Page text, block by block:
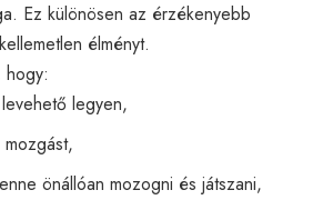
Ez különösen az érzékenyebb
élményt.
hogy:
legyen,
önállóan mozogni és játszani,